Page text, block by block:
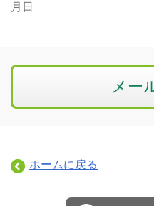
月日
メー
ホームに戻る